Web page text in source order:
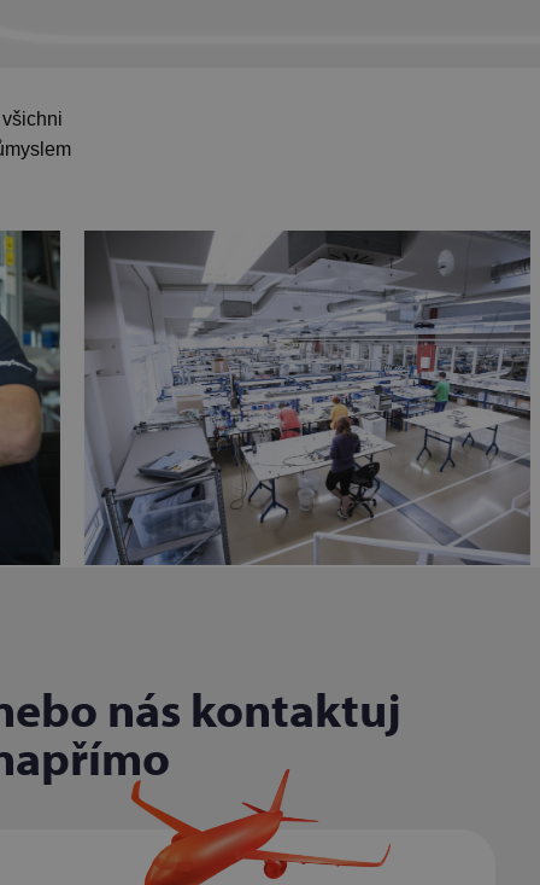
nás kontaktuj